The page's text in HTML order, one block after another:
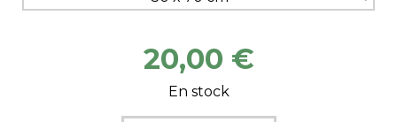
20,00 €
En stock